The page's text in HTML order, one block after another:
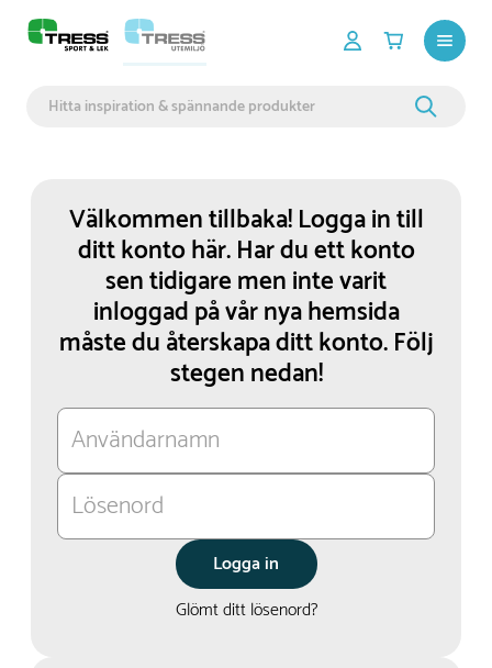
Välkommen tillbaka! Logga in till
ditt konto här. Har du ett konto
sen tidigare men inte varit
inloggad på vår nya hemsida
måste du återskapa ditt konto. Följ
stegen nedan!
Användarnamn
Lösenord
Logga in
Glömt ditt lösenord?